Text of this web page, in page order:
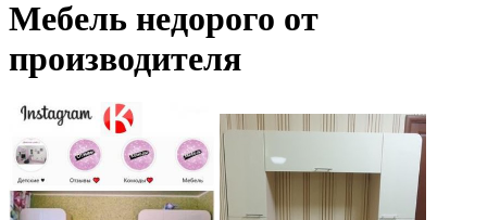
Мебель недорого от
производителя